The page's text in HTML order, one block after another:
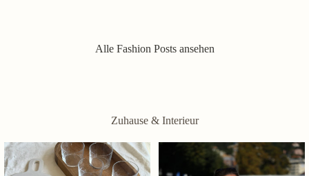
Alle Fashion Posts ansehen
Zuhause & Interieur